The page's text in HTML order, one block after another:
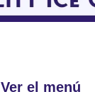
Ver el menú